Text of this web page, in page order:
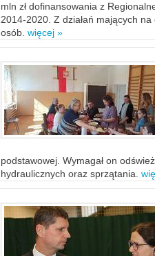
mln zł dofinansowania z
2014-2020. Z działań mających
osób. więcej »
podstawowej. Wymagał on
hydraulicznych oraz sprzątania.